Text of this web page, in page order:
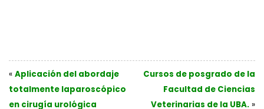
« Aplicación del abordaje
totalmente laparoscópico
en cirugía urológica
Cursos de posgrado de la
Facultad de Ciencias
Veterinarias de la UBA. »